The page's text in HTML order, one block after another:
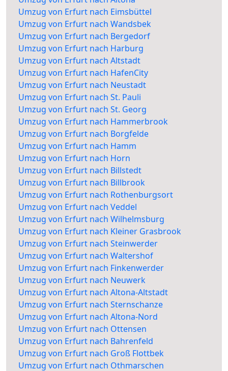
Umzug von Erfurt nach Eimsbüttel
Umzug von Erfurt nach Wandsbek
Umzug von Erfurt nach Bergedorf
Umzug von Erfurt nach Harburg
Umzug von Erfurt nach Altstadt
Umzug von Erfurt nach HafenCity
Umzug von Erfurt nach Neustadt
Umzug von Erfurt nach St. Pauli
Umzug von Erfurt nach St. Georg
Umzug von Erfurt nach Hammerbrook
Umzug von Erfurt nach Borgfelde
Umzug von Erfurt nach Hamm
Umzug von Erfurt nach Horn
Umzug von Erfurt nach Billstedt
Umzug von Erfurt nach Billbrook
Umzug von Erfurt nach Rothenburgsort
Umzug von Erfurt nach Veddel
Umzug von Erfurt nach Wilhelmsburg
Umzug von Erfurt nach Kleiner Grasbrook
Umzug von Erfurt nach Steinwerder
Umzug von Erfurt nach Waltershof
Umzug von Erfurt nach Finkenwerder
Umzug von Erfurt nach Neuwerk
Umzug von Erfurt nach Altona-Altstadt
Umzug von Erfurt nach Sternschanze
Umzug von Erfurt nach Altona-Nord
Umzug von Erfurt nach Ottensen
Umzug von Erfurt nach Bahrenfeld
Umzug von Erfurt nach Groß Flottbek
Umzug von Erfurt nach Othmarschen